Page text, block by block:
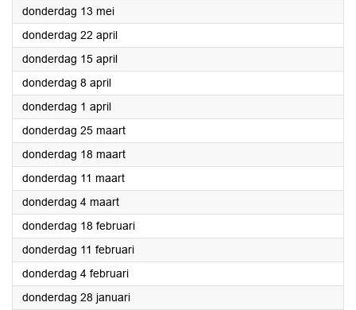
donderdag 13 mei2021
donderdag 22 april2021
donderdag 15 april2021
donderdag 8 april2021
donderdag 1 april2021
donderdag 25 maart2021
donderdag 18 maart2021
donderdag 11 maart2021
donderdag 4 maart2021
donderdag 18 februari2021
donderdag 11 februari2021
donderdag 4 februari2021
donderdag 28 januari2021